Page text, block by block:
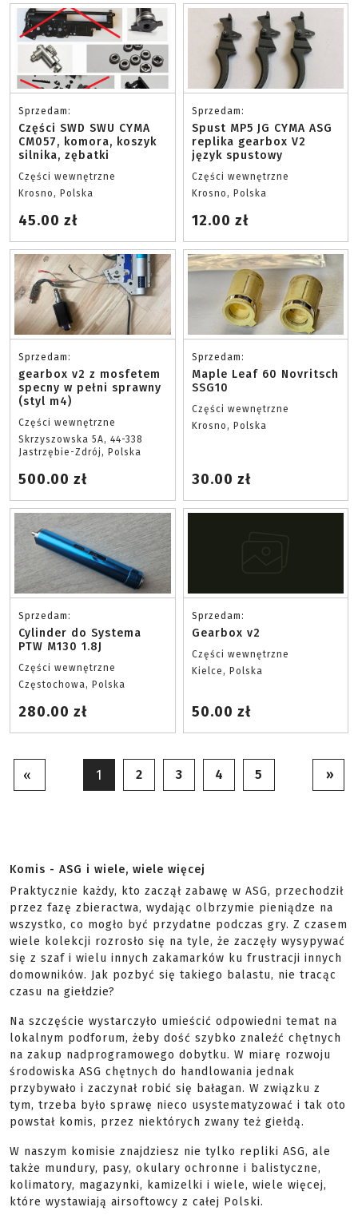
Sprzedam:
Części SWD SWU CYMA
CM057, komora, koszyk
silnika, zębatki
Części wewnętrzne
Krosno, Polska
45.00 zł
Sprzedam:
Spust MP5 JG CYMA ASG
replika gearbox V2
język spustowy
Części wewnętrzne
Krosno, Polska
12.00 zł
Sprzedam:
gearbox v2 z mosfetem
specny w pełni sprawny
(styl m4)
Części wewnętrzne
Skrzyszowska 5A, 44-338
Jastrzębie-Zdrój, Polska
500.00 zł
Sprzedam:
Maple Leaf 60 Novritsch
SSG10
Części wewnętrzne
Krosno, Polska
30.00 zł
Sprzedam:
Cylinder do Systema
PTW M130 1.8J
Części wewnętrzne
Częstochowa, Polska
280.00 zł
Sprzedam:
Gearbox v2
Części wewnętrzne
Kielce, Polska
50.00 zł
« 1 2 3 4 5 »
Komis - ASG i wiele, wiele więcej
Praktycznie każdy, kto zaczął zabawę w ASG, przechodził
przez fazę zbieractwa, wydając olbrzymie pieniądze na
wszystko, co mogło być przydatne podczas gry. Z czasem
wiele kolekcji rozrosło się na tyle, że zaczęły wysypywać
się z szaf i wielu innych zakamarków ku frustracji innych
domowników. Jak pozbyć się takiego balastu, nie tracąc
czasu na giełdzie?
Na szczęście wystarczyło umieścić odpowiedni temat na
lokalnym podforum, żeby dość szybko znaleźć chętnych
na zakup nadprogramowego dobytku. W miarę rozwoju
środowiska ASG chętnych do handlowania jednak
przybywało i zaczynał robić się bałagan. W związku z
tym, trzeba było sprawę nieco usystematyzować i tak oto
powstał komis, przez niektórych zwany też giełdą.
W naszym komisie znajdziesz nie tylko repliki ASG, ale
także mundury, pasy, okulary ochronne i balistyczne,
kolimatory, magazynki, kamizelki i wiele, wiele więcej,
które wystawiają airsoftowcy z całej Polski.